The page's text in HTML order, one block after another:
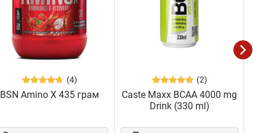
(4)
BSN Amino X 435 грам
(2)
Caste Maxx BCAA 4000 mg
Drink (330 ml)